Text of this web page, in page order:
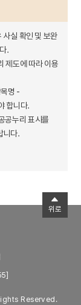
사실 확인 및 보완
.
제도에 따라 이용
명 -
합니다.
공누리 표시를
니다.
Reserved.
위로